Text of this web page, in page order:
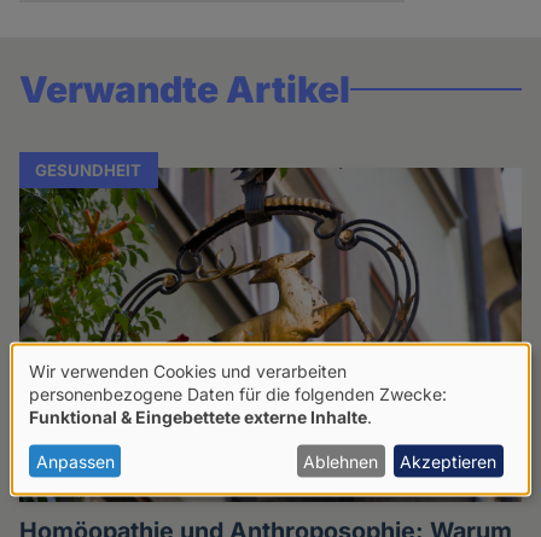
Verwandte Artikel
GESUNDHEIT
Verwendung
von
personenbezogenen
Daten
Wir verwenden Cookies und verarbeiten
personenbezogene Daten für die folgenden Zwecke:
Funktional & Eingebettete externe Inhalte.
Anpassen Ablehnen Akzeptieren